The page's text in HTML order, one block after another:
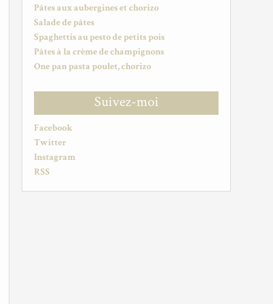
Pâtes aux aubergines et chorizo
Salade de pâtes
Spaghettis au pesto de petits pois
Pâtes à la crème de champignons
One pan pasta poulet, chorizo
Suivez-moi
Facebook
Twitter
Instagram
RSS